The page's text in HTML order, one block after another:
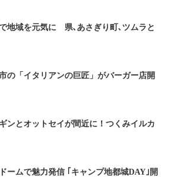
で地域を元気に 県､あさぎり町､ツムラと
の「イタリアンの巨匠」がバーガー店開
ンとオットセイが間近に！つくみイルカ
ームで魅力発信 ｢キャンプ地都城DAY｣開